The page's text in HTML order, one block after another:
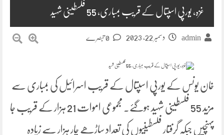
غزہ، یورپی اسپتال کے قریب بمباری، 55 فلسطینی شہید
admin دسمبر 22, 2023
خان یونس کے یورپی اسپتال کے قریب اسرائیل کی بمباری سے
مزید 55 فلسطینی شہید ہوگئے۔ مجموعی اموات 21 ہزار کے قریب جا
پہنچیں جبکہ گرفتار فلسطینیوں کی تعداد ساڑھے چار ہزار سے زیادہ